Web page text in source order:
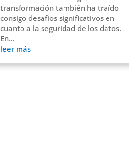
transformación también ha traído
consigo desafíos significativos en
cuanto a la seguridad de los datos.
En...
leer más